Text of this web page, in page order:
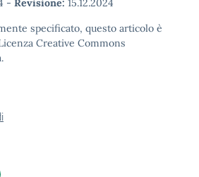
- Revisione: 15.12.2024
specificato, questo articolo è
Creative Commons